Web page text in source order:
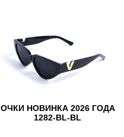
ОЧКИ НОВИНКА 2026 ГОДА
1282-BL-BL